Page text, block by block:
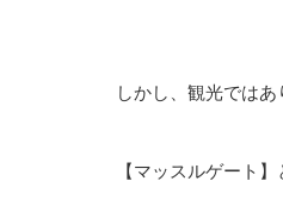
しかし、観光ではあ
【マッスルゲート